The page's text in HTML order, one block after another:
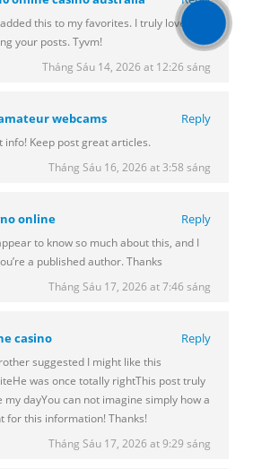
this to my favorites. I truly love
your posts. Tyvm!
Tháng Sáu 14, 2026 at 12:26 sáng
webcams Reply
info! Keep post great articles.
Tháng Sáu 16, 2026 at 3:58 sáng
online Reply
to know so much about this, and I
a published author. Thanks
Tháng Sáu 17, 2026 at 7:46 sáng
casino Reply
suggested I might like this
was once totally rightThis post truly
my dayYou can not imagine simply how a
for this information! Thanks!
Tháng Sáu 17, 2026 at 9:29 sáng